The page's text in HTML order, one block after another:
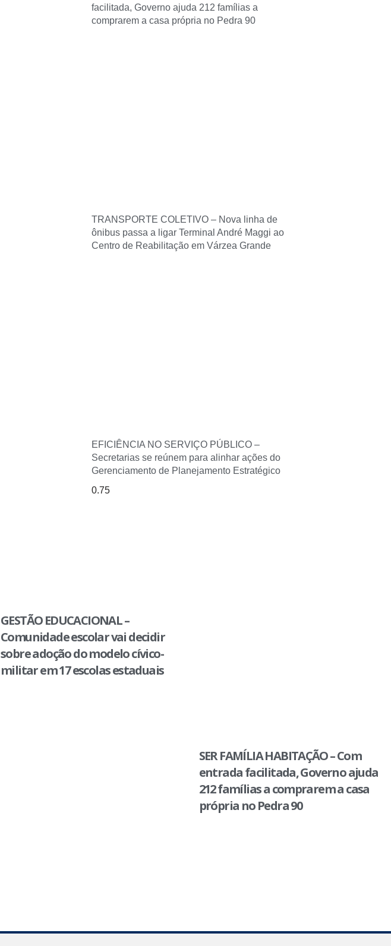
facilitada, Governo ajuda 212 famílias a
comprarem a casa própria no Pedra 90
TRANSPORTE COLETIVO – Nova linha de
ônibus passa a ligar Terminal André Maggi ao
Centro de Reabilitação em Várzea Grande
EFICIÊNCIA NO SERVIÇO PÚBLICO –
Secretarias se reúnem para alinhar ações do
Gerenciamento de Planejamento Estratégico
GESTÃO EDUCACIONAL –
Comunidade escolar vai decidir
sobre adoção do modelo cívico-
militar em 17 escolas estaduais
SER FAMÍLIA HABITAÇÃO – Com
entrada facilitada, Governo ajuda
212 famílias a comprarem a casa
própria no Pedra 90